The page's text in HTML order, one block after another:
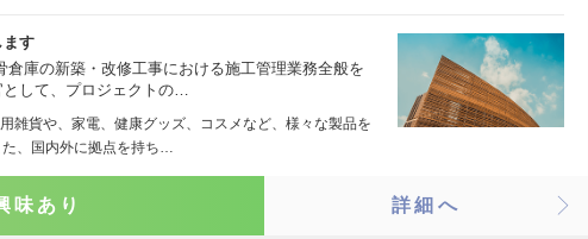
ます
倉庫の新築・改修工事における施工管理業務全般を
して、プロジェクトの…
雑貨や、家電、健康グッズ、コスメなど、様々な製品を
、国内外に拠点を持ち…
味あり 詳細へ